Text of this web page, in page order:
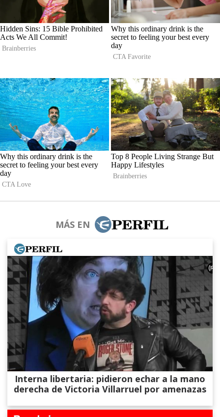
MÁS EN
Interna libertaria: pidieron echar a la mano
derecha de Victoria Villarruel por amenazas